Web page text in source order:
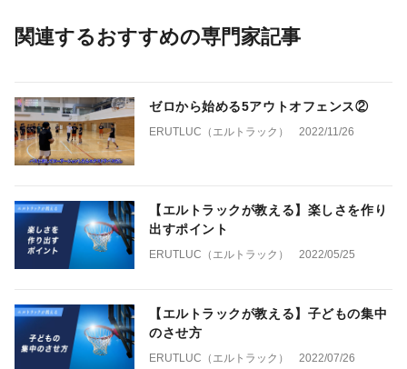
関連するおすすめの専門家記事
ゼロから始める5アウトオフェンス②
ERUTLUC（エルトラック） 2022/11/26
【エルトラックが教える】楽しさを作り
出すポイント
ERUTLUC（エルトラック） 2022/05/25
【エルトラックが教える】子どもの集中
のさせ方
ERUTLUC（エルトラック） 2022/07/26